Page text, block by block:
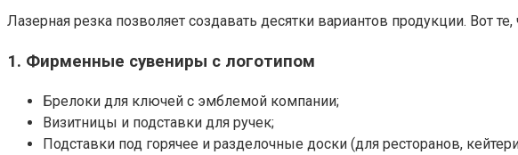
Лазерная резка позволяет создавать десятки вариантов продукции. Вот
1. Фирменные сувениры с логотипом
Брелоки для ключей с эмблемой компании;
Визитницы и подставки для ручек;
Подставки под горячее и разделочные доски (для ресторанов,